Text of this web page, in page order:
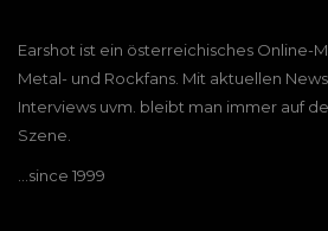
Earshot ist ein österreichisches Online-
Metal- und Rockfans. Mit aktuellen
Interviews uvm. bleibt man immer auf
Szene.
…since 1999